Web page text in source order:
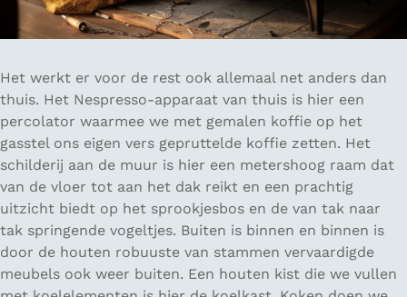
Het werkt er voor de rest ook allemaal net anders dan
thuis. Het Nespresso-apparaat van thuis is hier een
percolator waarmee we met gemalen koffie op het
gasstel ons eigen vers gepruttelde koffie zetten. Het
schilderij aan de muur is hier een metershoog raam dat
van de vloer tot aan het dak reikt en een prachtig
uitzicht biedt op het sprookjesbos en de van tak naar
tak springende vogeltjes. Buiten is binnen en binnen is
door de houten robuuste van stammen vervaardigde
meubels ook weer buiten. Een houten kist die we vullen